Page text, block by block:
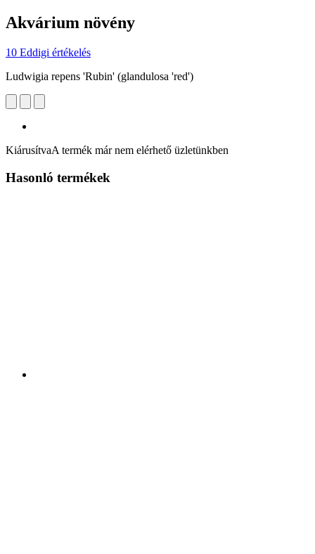
Akvárium növény
10 Eddigi értékelés
Ludwigia repens 'Rubin' (glandulosa 'red')
KiárusítvaA termék már nem elérhető üzletünkben
Hasonló termékek